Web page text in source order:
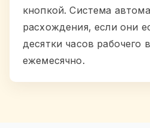
кнопкой. Система
расхождения, если они
десятки часов рабочего
ежемесячно.